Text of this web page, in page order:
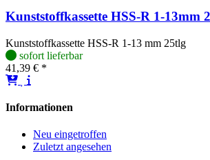
Kunststoffkassette HSS-R 1-13mm
Kunststoffkassette HSS-R 1-13 mm 25tlg
sofort lieferbar
41,39 € *
Informationen
Neu eingetroffen
Zuletzt angesehen